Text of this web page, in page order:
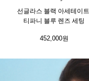
선글라스 블랙 아세테이트,
티파니 블루 렌즈 세팅
452,000원